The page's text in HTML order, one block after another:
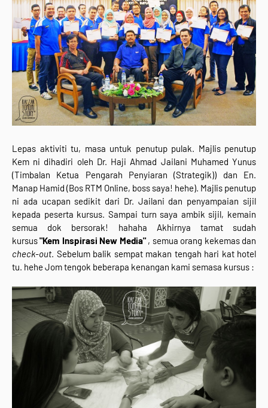
Lepas aktiviti tu, masa untuk penutup pulak. Majlis penutup
Kem ni dihadiri oleh Dr. Haji Ahmad Jailani Muhamed Yunus
(Timbalan Ketua Pengarah Penyiaran (Strategik)) dan En.
Manap Hamid (Bos RTM Online, boss saya! hehe). Majlis penutup
ni ada ucapan sedikit dari Dr. Jailani dan penyampaian sijil
kepada peserta kursus. Sampai turn saya ambik sijil, kemain
semua dok bersorak! hahaha Akhirnya tamat sudah
kursus"Kem Inspirasi New Media", semua orang kekemas dan
check-out. Sebelum balik sempat makan tengah hari kat hotel
tu. hehe Jom tengok beberapa kenangan kami semasa kursus :